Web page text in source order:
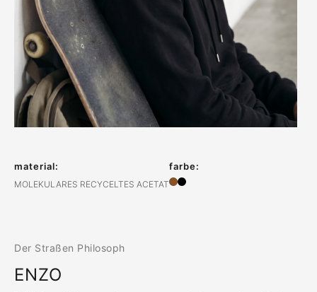
material:
MOLEKULARES RECYCELTES ACETAT
farbe:
Der Straßen Philosoph
ENZO